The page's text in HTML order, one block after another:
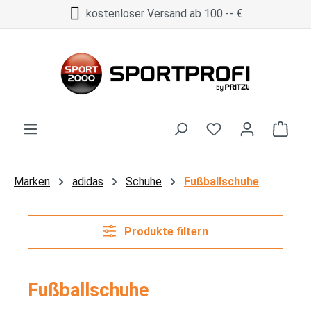
Zum Hauptinhalt springenkostenloser Versand ab 100.-- €
Marken adidas Schuhe Fußballschuhe
Produkte filtern
Fußballschuhe